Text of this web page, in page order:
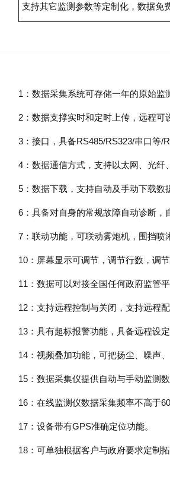
支持其它监测参数等定制化，数据免
1：数据采集系统可存储一年的原始监
2：数据支撑实时和定时上传，远程
3：接口，具备RS485/RS323/串口等/
4：数据通信方式，支持以太网、光
5：数据下载，支持自动及手动下载
6：具备对自身的常规故障自动诊断
7：联动功能，可联动雾炮机，围挡
10：屏幕显示可调节，调节行数，调
11：数据可以对接全国任何政府监管
12：支持远程控制与关闭，支持远程
13：具有超标报警功能，具备远程设
14：视频叠加功能，可把扬尘、噪声
15：数据采集仪提供自动与手动监测
16：在线监测仪数据采集频率不高于
17：设备带有GPS准确定位功能。
18：可单独根据客户与政府要求定制